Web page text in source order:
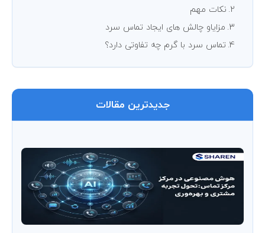
نکات مهم
مزایاو چالش های ایجاد تماس سرد
تماس سرد با گرم چه تفاوتی دارد؟
جدیدترین مقالات